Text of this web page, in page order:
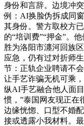
身份和言辞。边境冲
例：AI换脸伪拆成同
其身份。警方取校方
的“培训费”“押金”。
胜为洛阳市瀍河回族
应急，仍有过对折师
节：正轨企业聘请不
让手艺诈骗无机可乘
纵AI手艺融合他人面
惯，”泰国网友现正在
边缘恍惚、口型不婚
接或透露小我材料。